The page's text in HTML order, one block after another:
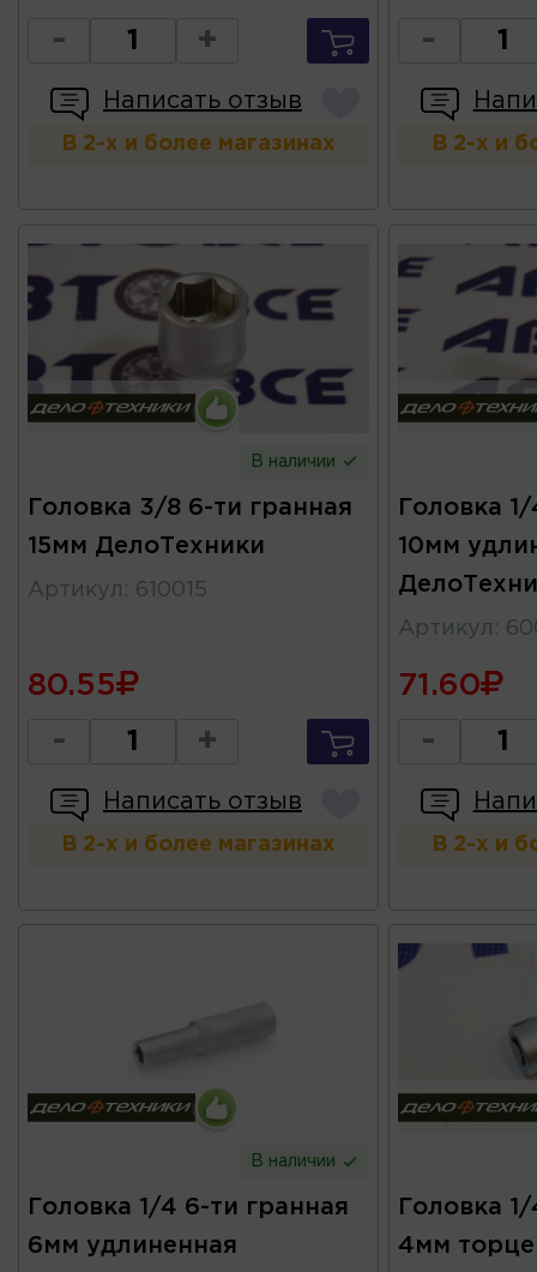
- +
Написать отзыв
В 2-х и более магазинах
-
В 2-х и
В наличии
Головка 3/8 6-ти гранная
15мм ДелоТехники
Артикул : 610015
80.55
- +
Написать отзыв
В 2-х и более магазинах
Головка
10мм
Артикул :
71.60
-
В 2-х и
В наличии
Головка 1/4 6-ти гранная
6мм удлиненная
Головка
4мм